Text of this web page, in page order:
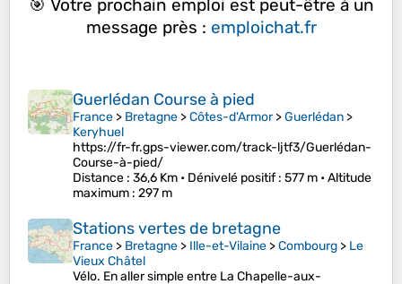
🎯 Votre prochain emploi est peut-être à un
message près : emploichat.fr
Guerlédan Course à pied
France > Bretagne >Côtes-d'Armor>Guerlédan >
Keryhuel
https://fr-fr.gps-viewer.com/track-ljtf3/Guerlédan-
Course-à-pied/
Distance : 36,6 Km • Dénivelé positif: 577 m •Altitude
maximum : 297 m
Stations vertes de bretagne
France > Bretagne > Ille-et-Vilaine >Combourg > Le
Vieux Châtel
Vélo. En aller simple entre La Chapelle-aux-